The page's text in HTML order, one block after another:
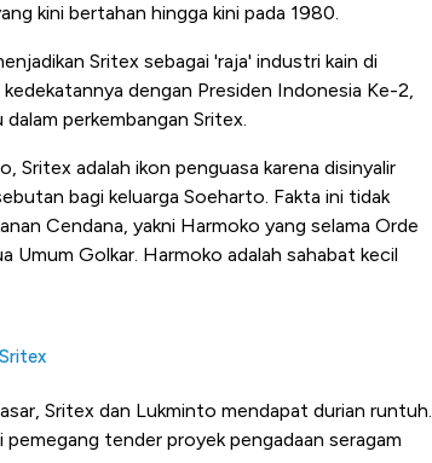
kini bertahan hingga kini pada 1980.
Sritex sebagai 'raja' industri kain di
dengan Presiden Indonesia Ke-2,
perkembangan Sritex.
Sritex adalah ikon penguasa karena disinyalir
bagi keluarga Soeharto. Fakta ini tidak
Cendana, yakni Harmoko yang selama Orde
Umum Golkar. Harmoko adalah sahabat kecil
Sritex dan Lukminto mendapat durian runtuh.
tender proyek pengadaan seragam
Adu Panas Kinerja Emiten Minyak RI,